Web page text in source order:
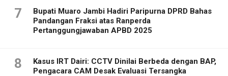
7
Bupati Muaro Jambi Hadiri Paripurna DPRD Bahas
Pandangan Fraksi atas Ranperda
Pertanggungjawaban APBD 2025
8
Kasus IRT Dairi: CCTV Dinilai Berbeda dengan BAP,
Pengacara CAM Desak Evaluasi Tersangka